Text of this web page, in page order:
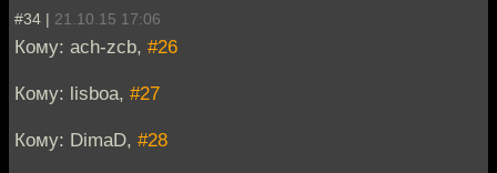
#34 | 21.10.15 17:06
Кому: ach-zcb, #26
Кому: lisboa, #27
Кому: DimaD, #28